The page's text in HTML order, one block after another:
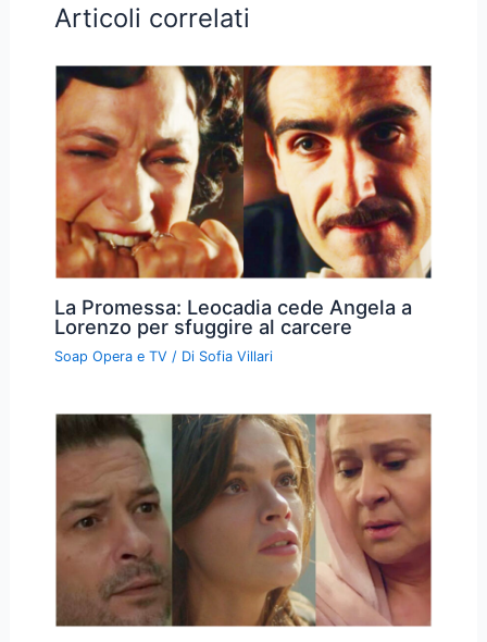
Articoli correlati
La Promessa: Leocadia cede Angela a
Lorenzo per sfuggire al carcere
Soap Opera e TV / Di Sofia Villari